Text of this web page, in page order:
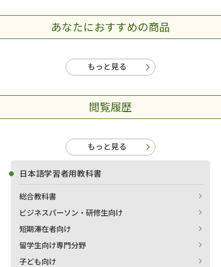
あなたにおすすめの商品
もっと見る
閲覧履歴
もっと見る
日本語学習者用教科書
総合教科書
ビジネスパーソン・研修生向け
短期滞在者向け
留学生向け専門分野
子ども向け